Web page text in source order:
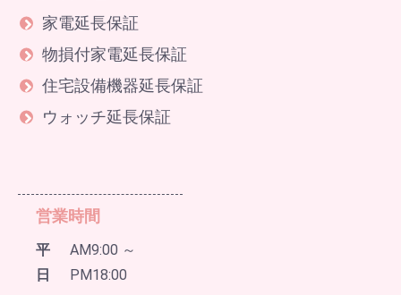
家電延長保証
物損付家電延長保証
住宅設備機器延長保証
ウォッチ延長保証
営業時間
平
日
AM9:00 ～
PM18:00